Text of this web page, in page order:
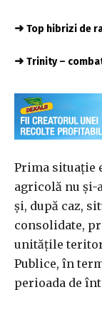
➜ Top hibrizi de
➜ Trinity –
Prima situaţie
agricolă nu şi-
şi, după caz,
consolidate,
unităţile
Publice, în
perioada de